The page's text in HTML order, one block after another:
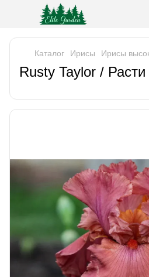
Каталог Ирисы Ирисы
Rusty Taylor /